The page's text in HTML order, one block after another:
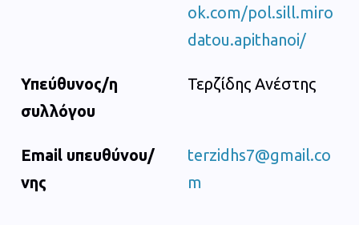
ok.com/pol.sill.miro
datou.apithanoi/
Υπεύθυνος/η
συλλόγου
Τερζίδης Ανέστης
Email υπευθύνου/
νης
terzidhs7@gmail.co
m